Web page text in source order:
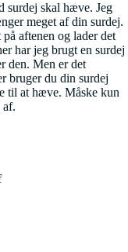
surdej skal hæve. Jeg
meget af din surdej.
aftenen og lader det
har jeg brugt en surdej
den. Men er det
bruger du din surdej
til at hæve. Måske kun
af.